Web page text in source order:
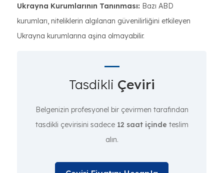
Ukrayna Kurumlarının Tanınması: Bazı ABD
kurumları, niteliklerin algılanan güvenilirliğini etkileyen
Ukrayna kurumlarına aşina olmayabilir.
Tasdikli Çeviri
Belgenizin profesyonel bir çevirmen tarafından
tasdikli çevirisini sadece 12 saat içinde teslim
alın.